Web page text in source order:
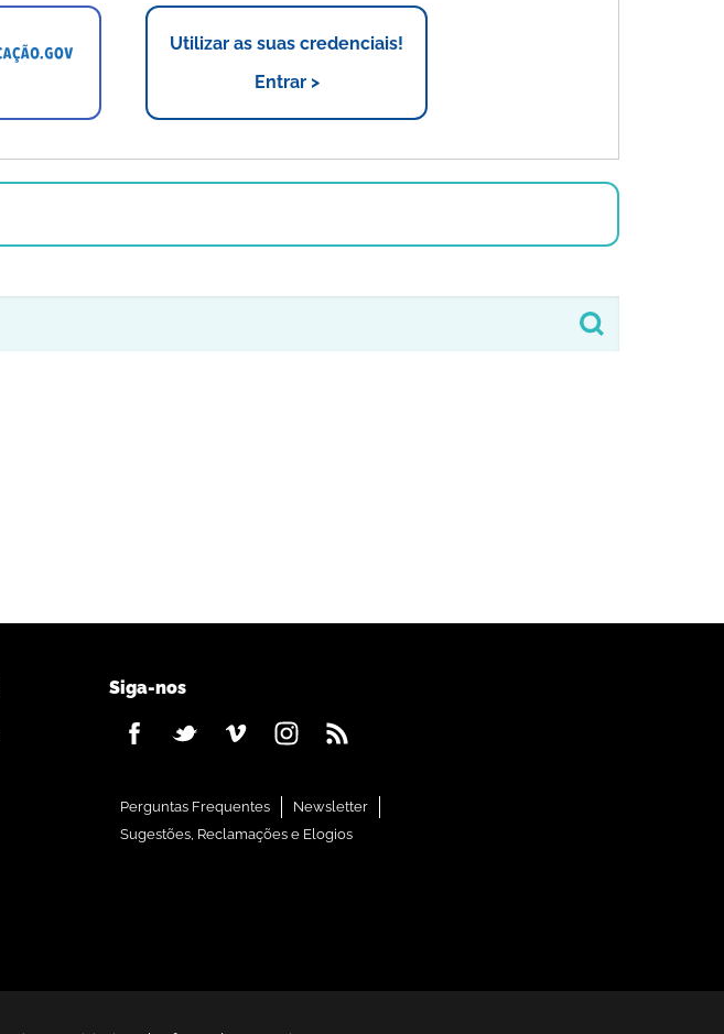
Utilizar as suas credenciais!
Entrar >
Siga-nos
Perguntas Frequentes
Newsletter
Sugestões, Reclamações e Elogios